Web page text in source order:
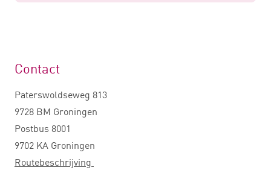
Contact
Paterswoldseweg 813
9728 BM Groningen
Postbus 8001
9702 KA Groningen
Routebeschrijving